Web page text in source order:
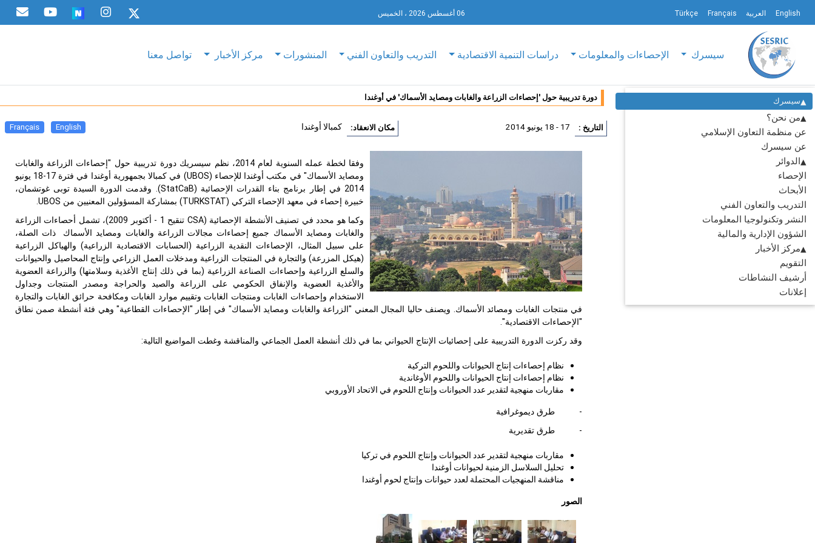
English العربية Français
Türkçe 06 أغسطس 2026 ، الخميس
سيسرك الإحصاءات والمعلومات دراسات التنمية الاقتصادية التدريب والتعاون الفني المنشورات مركز الأخبار تواصل معنا
سيسرك
من نحن؟
عن منظمة التعاون الإسلامي
عن سيسرك
الدوائر
الإحصاء
الأبحاث
التدريب والتعاون الفني
النشر وتكنولوجيا المعلومات
الشؤون الإدارية والمالية
مركز الأخبار
التقويم
أرشيف النشاطات
إعلانات
دورة تدريبية حول 'إحصاءات الزراعة والغابات ومصايد الأسماك' في أوغندا
التاريخ : 17 - 18 يونيو 2014 مكان الانعقاد: كمبالا أوغندا English
Français
وفقا لخطة عمله السنوية لعام 2014، نظم سيسريك دورة تدريبية حول "إحصاءات الزراعة والغابات
ومصايد الأسماك" في مكتب أوغندا للإحصاء (UBOS
) في كمبالا بجمهورية أوغندا في فترة 17-18 يونيو
2014 في إطار برنامج بناء القدرات الإحصائية (
StatCaB). وقدمت الدورة السيدة توبى غوتشمان،
خبيرة إحصاء في معهد الإحصاء التركي (TURKSTAT) بمشاركة المسؤولين المعنيين من UBOS
.
وكما هو محدد في تصنيف الأنشطة الإحصائية (CSA
تنقيح 1 - أكتوبر 2009)، تشمل أحصاءات الزراعة
والغابات ومصايد الأسماك جميع إحصاءات مجالات الزراعة والغابات ومصايد الأسماك ذات الصلة،
على سبيل المثال، الإحصاءات النقدية الزراعية (الحسابات الاقتصادية الزراعية) والهياكل الزراعية
(هيكل المزرعة) والتجارة في المنتجات الزراعية ومدخلات العمل الزراعي وإنتاج المحاصيل والحيوانات
والسلع الزراعية وإحصاءات الصناعة الزراعية (بما في ذلك إنتاج الأغذية وسلامتها) والزراعة العضوية
والأغذية العضوية والإنفاق الحكومي على الزراعة والصيد والحراجة ومصدر المنتجات وجداول
الاستخدام وإحصاءات الغابات ومنتجات الغابات وتقييم موارد الغابات ومكافحة حرائق الغابات والتجارة
في منتجات الغابات ومصائد الأسماك. ويصنف حاليا المجال المعني "الزراعة والغابات ومصايد الأسماك" في إطار "الإحصاءات القطاعية" وهي فئة أنشطة صمن نطاق
"الإحصاءات الاقتصادية".
وقد ركزت الدورة التدريبية على إحصائيات الإنتاج الحيواني بما في ذلك أنشطة العمل الجماعي والمناقشة وغطت المواضيع التالية:
نظام إحصاءات إنتاج الحيوانات واللحوم التركية
نظام إحصاءات إنتاج الحيوانات واللحوم الأوغاندية
مقاربات منهجية لتقدير عدد الحيوانات وإنتاج اللحوم في الاتحاد الأوروبي
- طرق ديموغرافية
- طرق تقديرية
مقاربات منهجية لتقدير عدد الحيوانات وإنتاج اللحوم في تركيا
تحليل السلاسل الزمنية لحيوانات أوغندا
مناقشة المنهجيات المحتملة لعدد حيوانات وإنتاج لحوم أوغندا
الصور